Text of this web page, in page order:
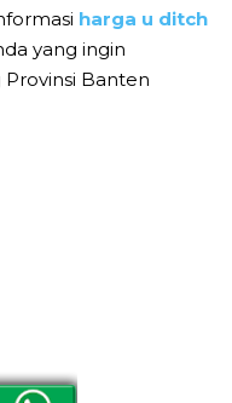
harga u ditch
yang ingin
Banten